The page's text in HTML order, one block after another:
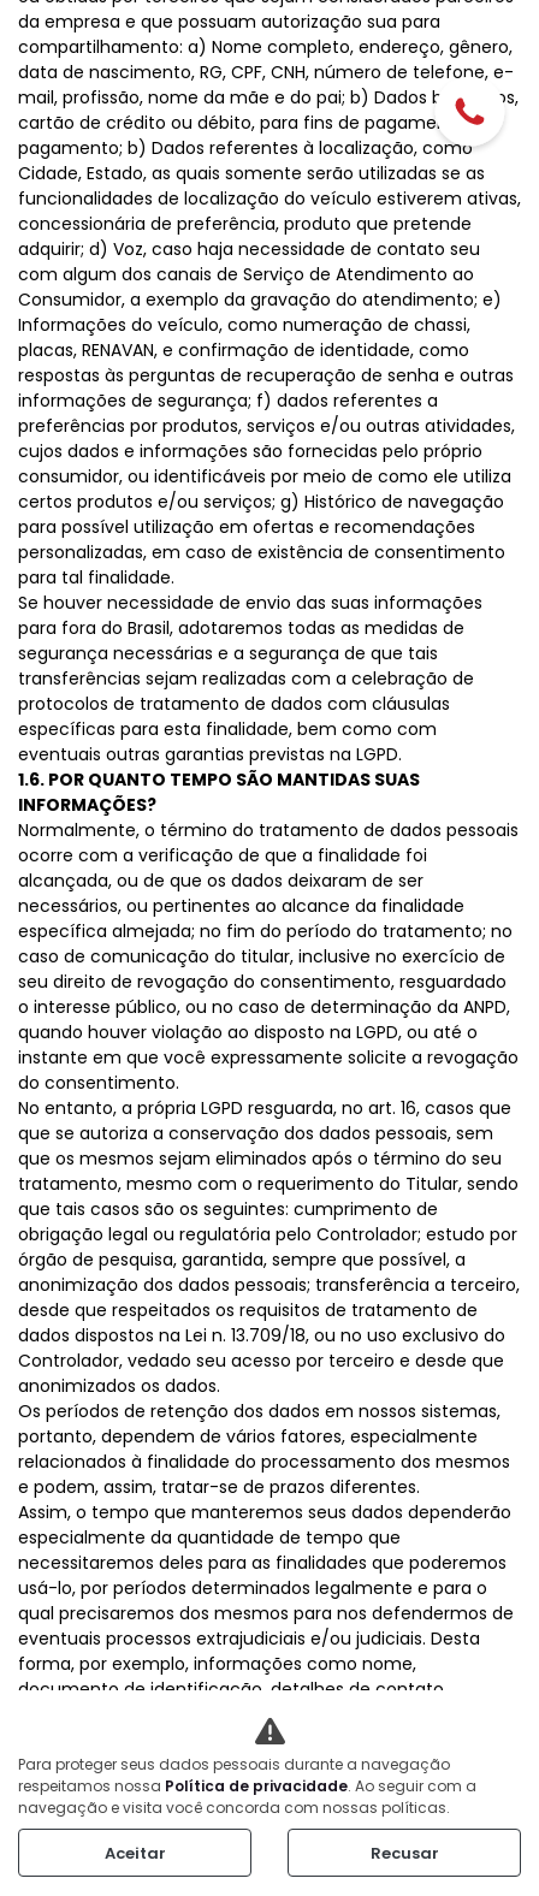
da empresa e que possuam autorização sua para
compartilhamento: a) Nome completo, endereço, gênero,
data de nascimento, RG, CPF, CNH, número de telefone, e-
mail, profissão, nome da mãe e do pai; b) Dados bancários,
cartão de crédito ou débito, para fins de pagamento de
pagamento; b) Dados referentes à localização, como
Cidade, Estado, as quais somente serão utilizadas se as
funcionalidades de localização do veículo estiverem ativas,
concessionária de preferência, produto que pretende
adquirir; d) Voz, caso haja necessidade de contato seu
com algum dos canais de Serviço de Atendimento ao
Consumidor, a exemplo da gravação do atendimento; e)
Informações do veículo, como numeração de chassi,
placas, RENAVAN, e confirmação de identidade, como
respostas às perguntas de recuperação de senha e outras
informações de segurança; f) dados referentes a
preferências por produtos, serviços e/ou outras atividades,
cujos dados e informações são fornecidas pelo próprio
consumidor, ou identificáveis por meio de como ele utiliza
certos produtos e/ou serviços; g) Histórico de navegação
para possível utilização em ofertas e recomendações
personalizadas, em caso de existência de consentimento
para tal finalidade.
Se houver necessidade de envio das suas informações
para fora do Brasil, adotaremos todas as medidas de
segurança necessárias e a segurança de que tais
transferências sejam realizadas com a celebração de
protocolos de tratamento de dados com cláusulas
específicas para esta finalidade, bem como com
eventuais outras garantias previstas na LGPD.
1.6. POR QUANTO TEMPO SÃO MANTIDAS SUAS
INFORMAÇÕES?
Normalmente, o término do tratamento de dados pessoais
ocorre com a verificação de que a finalidade foi
alcançada, ou de que os dados deixaram de ser
necessários, ou pertinentes ao alcance da finalidade
específica almejada; no fim do período do tratamento; no
caso de comunicação do titular, inclusive no exercício de
seu direito de revogação do consentimento, resguardado
o interesse público, ou no caso de determinação da ANPD,
quando houver violação ao disposto na LGPD, ou até o
instante em que você expressamente solicite a revogação
do consentimento.
No entanto, a própria LGPD resguarda, no art. 16, casos que
que se autoriza a conservação dos dados pessoais, sem
que os mesmos sejam eliminados após o término do seu
tratamento, mesmo com o requerimento do Titular, sendo
que tais casos são os seguintes: cumprimento de
obrigação legal ou regulatória pelo Controlador; estudo por
órgão de pesquisa, garantida, sempre que possível, a
anonimização dos dados pessoais; transferência a terceiro,
desde que respeitados os requisitos de tratamento de
dados dispostos na Lei n. 13.709/18, ou no uso exclusivo do
Controlador, vedado seu acesso por terceiro e desde que
anonimizados os dados.
Os períodos de retenção dos dados em nossos sistemas,
portanto, dependem de vários fatores, especialmente
relacionados à finalidade do processamento dos mesmos
e podem, assim, tratar-se de prazos diferentes.
Assim, o tempo que manteremos seus dados dependerão
especialmente da quantidade de tempo que
necessitaremos deles para as finalidades que poderemos
usá-lo, por períodos determinados legalmente e para o
qual precisaremos dos mesmos para nos defendermos de
eventuais processos extrajudiciais e/ou judiciais. Desta
forma, por exemplo, informações como nome,
documento de identificação, detalhes de contato
(telefone, e-mail), profissão, informações relativas à
operação financeira/bancária de forma detalhada (valor
do contrato, forma de pagamento, banco, conta bancária,
agência, titularidade, CPF, CNPJ, número do cartão de
crédito, bandeira do cartão de crédito, parcelas), imagem
em câmeras de vigilância interna e em termos de
consentimento, restarão pelo prazo mínimo de 5 (cinco)
Para proteger seus dados pessoais durante a navegação
respeitamos nossa Política de privacidade. Ao seguir com a
navegação e visita você concorda com nossas políticas.
Aceitar Recusar